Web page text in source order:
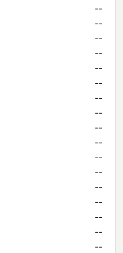
--
--
--
--
--
--
--
--
--
--
--
--
--
--
--
--
--